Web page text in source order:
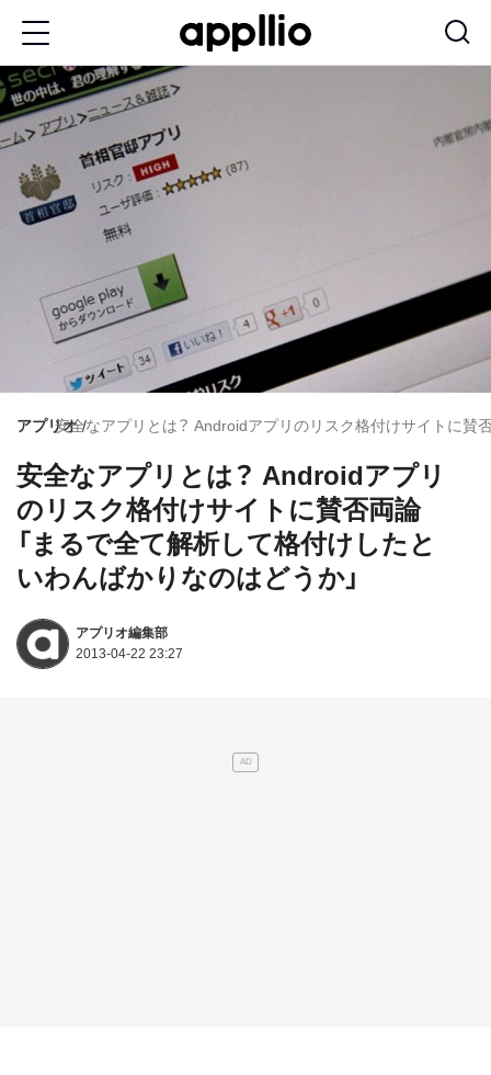
ン
コ
アプリオ安全なアプリとは？ Androidアプリのリスク格付けサイトに賛
安全なアプリとは？ Androidアプリ
のリスク格付けサイトに賛否両論
「まるで全て解析して格付けしたと
いわんばかりなのはどうか」
アプリオ編集部
2013-04-22 23:27